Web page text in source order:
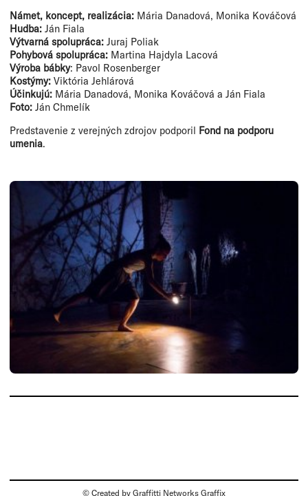
Námet, koncept, realizácia: Mária Danadová, Monika Kováčová
Hudba: Ján Fiala
Výtvarná spolupráca: Juraj Poliak
Pohybová spolupráca: Martina Hajdyla Lacová
Výroba bábky: Pavol Rosenberger
Kostýmy: Viktória Jehlárová
Účinkujú: Mária Danadová, Monika Kováčová a Ján Fiala
Foto: Ján Chmelík
Predstavenie z verejných zdrojov podporil Fond na podporu
umenia.
© Created by Graffitti Networks Graffix